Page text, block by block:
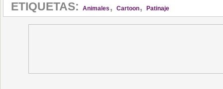
ETIQUETAS: Animales , Cartoon, Patinaje